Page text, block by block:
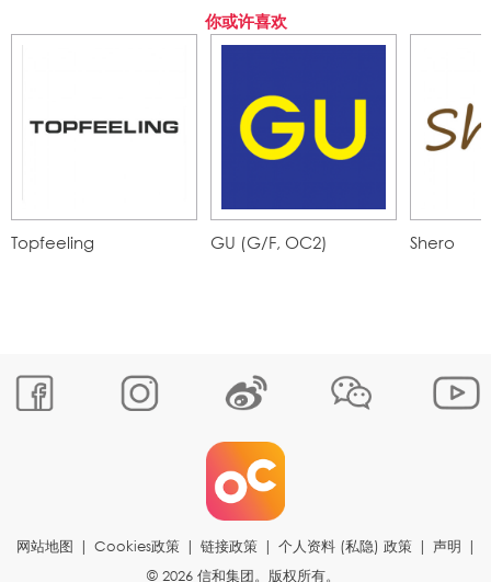
你或许喜欢
Topfeeling GU (G/F, OC2) Shero
网站地图 Cookies政策 链接政策 个人资料 (私隐) 政策 声明
© 2026 信和集团。版权所有。